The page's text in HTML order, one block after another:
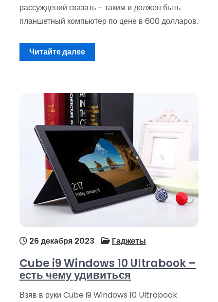
рассуждений сказать – таким и должен быть
планшетный компьютер по цене в 600 долларов.
Читайте далее
26 декабря 2023 Гаджеты
Cube i9 Windows 10 Ultrabook –
есть чему удивиться
Взяв в руки Cube i9 Windows 10 Ultrabook